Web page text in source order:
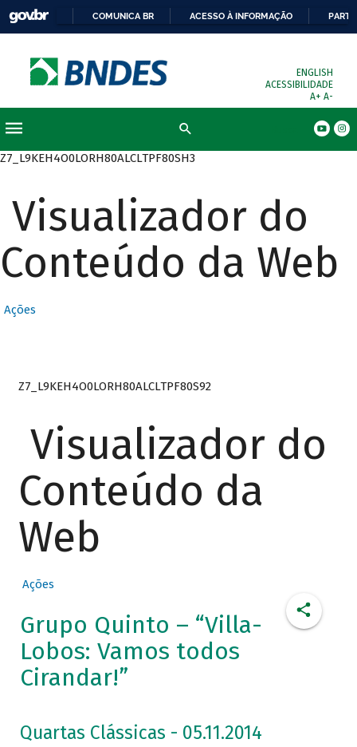
COMUNICA BR ACESSO À INFORMAÇÃO
ENGLISH
ACESSIBILIDADE
A+ A-
Z7_L9KEH4O0LORH80ALCLTPF80SH3
Visualizador do
Conteúdo da Web
Ações
Z7_L9KEH4O0LORH80ALCLTPF80S92
Visualizador do
Conteúdo da
Web
Ações
Grupo Quinto – “Villa-
Lobos: Vamos todos
Cirandar!”
Quartas Clássicas - 05.11.2014